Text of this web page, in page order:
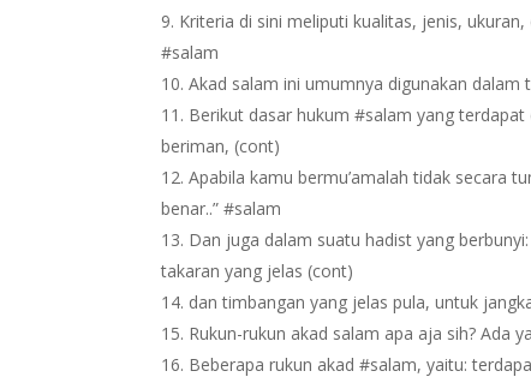
Kriteria di sini meliputi kualitas, jenis,
#salam
Akad salam ini umumnya digunakan
Berikut dasar hukum #salam yang terdapat
beriman, (cont)
Apabila kamu bermu’amalah tidak secara
benar..” #salam
Dan juga dalam suatu hadist yang
takaran yang jelas (cont)
dan timbangan yang jelas pula, untuk
Rukun-rukun akad salam apa aja sih? Ada
Beberapa rukun akad #salam, yaitu: